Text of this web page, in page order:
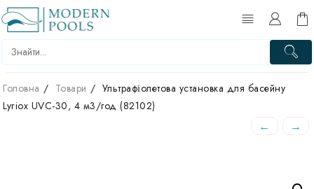
Перейти
до
вмісту
Головна Товари
Ультрафіолетова установка для басейну
Lyriox UVC-30, 4 м3/год (82102)
← →